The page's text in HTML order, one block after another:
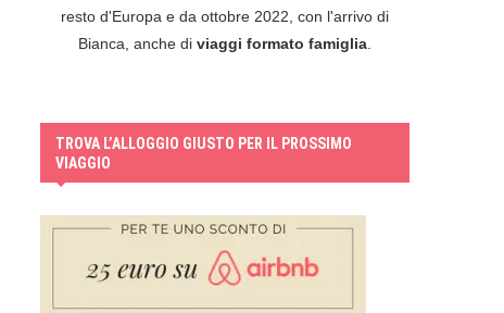
resto d'Europa e da ottobre 2022, con l'arrivo di
Bianca, anche di viaggi formato famiglia
TROVA L’ALLOGGIO GIUSTO PER IL PROSSIMO
VIAGGIO